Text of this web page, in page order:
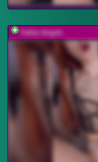
Fallen-Angels